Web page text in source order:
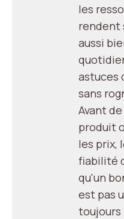
les
rendent
aussi
astuces
sans
Avant
produit
les prix,
fiabilité
qu'un
est pas